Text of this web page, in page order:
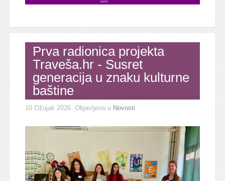
Prva radionica projekta
Traveša.hr - Susret
generacija u znaku kulturne
baštine
10 Ožujak 2026 . Objavljeno u Novosti